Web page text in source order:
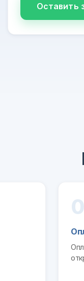
Оставить